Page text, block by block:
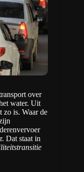
over
water. Uit
zo is. Waar de
Dat staat in